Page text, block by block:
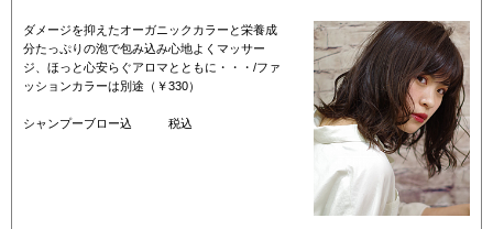
ダメージを抑えたオーガニックカラーと栄養成
分たっぷりの泡で包み込み心地よくマッサー
ジ、ほっと心安らぐアロマとともに・・・/ファ
ッションカラーは別途（￥330）
シャンプーブロー込 税込